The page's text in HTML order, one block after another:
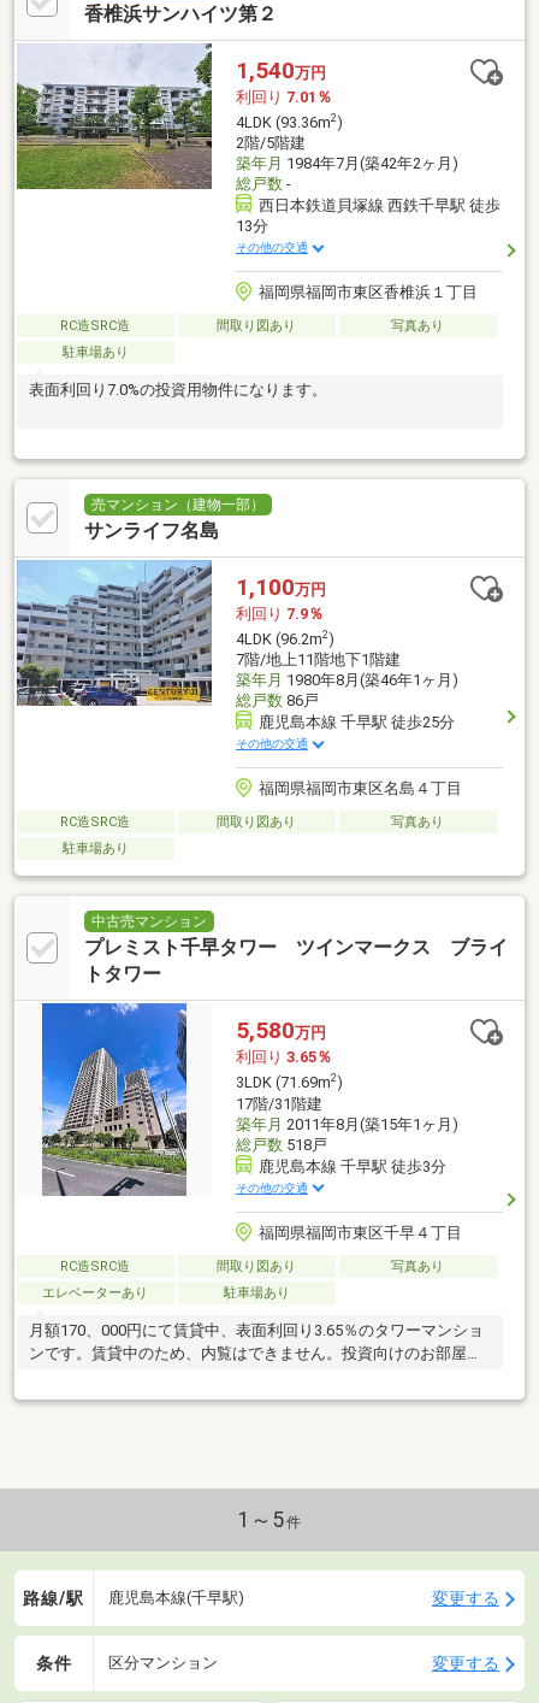
香椎浜サンハイツ第２
1,540万円
利回り 7.01％
4LDK (93.36m2)
2階/5階建
築年月 1984年7月(築42年2ヶ月)
総戸数-
西日本鉄道貝塚線 西鉄千早駅 徒歩
13分
その他の交通
福岡県福岡市東区香椎浜１丁目
RC造SRC造 間取り図あり
写真あり
駐車場あり
表面利回り7.0%の投資用物件になります。
売マンション（建物一部）
サンライフ名島
1,100万円
利回り 7.9％
4LDK (96.2m2)
7階/地上11階地下1階建
築年月 1980年8月(築46年1ヶ月)
総戸数86戸
鹿児島本線 千早駅 徒歩25分
その他の交通
福岡県福岡市東区名島４丁目
RC造SRC造 間取り図あり
写真あり
駐車場あり
中古売マンション
プレミスト千早タワー ツインマークス ブライ
トタワー
5,580万円
利回り 3.65％
3LDK (71.69m2)
17階/31階建
築年月 2011年8月(築15年1ヶ月)
総戸数518戸
鹿児島本線 千早駅 徒歩3分
その他の交通
福岡県福岡市東区千早４丁目
RC造SRC造 間取り図あり
写真あり
エレベーターあり
駐車場あり
月額170、000円にて賃貸中、表面利回り3.65％のタワーマンショ
ンです。賃貸中のため、内覧はできません。投資向けのお部屋で
1～5件
路線/駅 鹿児島本線(千早駅) 変更する
条件 区分マンション 変更する